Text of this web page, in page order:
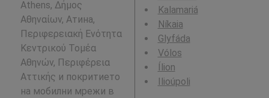
Athens, Δήμος
Αθηναίων, Атина,
Περιφερειακή Ενότητα
Κεντρικού Τομέα
Αθηνών, Περιφέρεια
Αττικής и покритието
на мобилни мрежи в
Kalamariá
Níkaia
Glyfáda
Vólos
Ílion
Ilioúpoli